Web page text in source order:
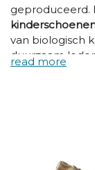
geproduceerd.
van biologisch
duurzaam
natuurrubber.
hun hart